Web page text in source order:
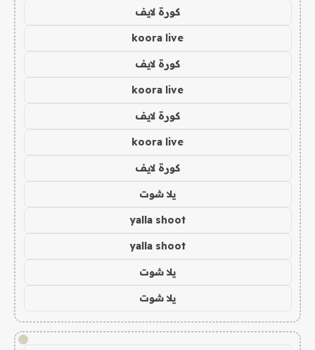
كورة لايف
koora live
كورة لايف
koora live
كورة لايف
koora live
كورة لايف
يلا شوت
yalla shoot
yalla shoot
يلا شوت
يلا شوت
!